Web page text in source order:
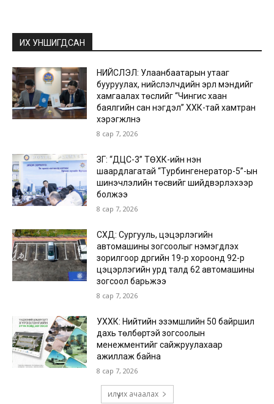
ИХ УНШИГДСАН
НИЙСЛЭЛ: Улаанбаатарын утааг
бууруулах, нийслэлчүүдийн эрүүл мэндийг
хамгаалах төслийг “Чингис хаан
баялгийн сан нэгдэл” ХХК-тай хамтран
хэрэгжүүлнэ
8 сар 7, 2026
ЗГ: “ДЦС-3” ТӨХК-ийн нэн
шаардлагатай “Турбингенератор-5”-ын
шинэчлэлийн төсвийг шийдвэрлэхээр
болжээ
8 сар 7, 2026
СХД: Сургууль, цэцэрлэгийн
автомашины зогсоолыг нэмэгдүүлэх
зорилгоор дүүргийн 19-р хороонд 92-р
цэцэрлэгийн урд талд 62 автомашины
зогсоол барьжээ
8 сар 7, 2026
УХХК: Нийтийн эзэмшлийн 50 байршил
дахь төлбөртэй зогсоолын
менежментийг сайжруулахаар
ажиллаж байна
8 сар 7, 2026
илүү их ачаалах